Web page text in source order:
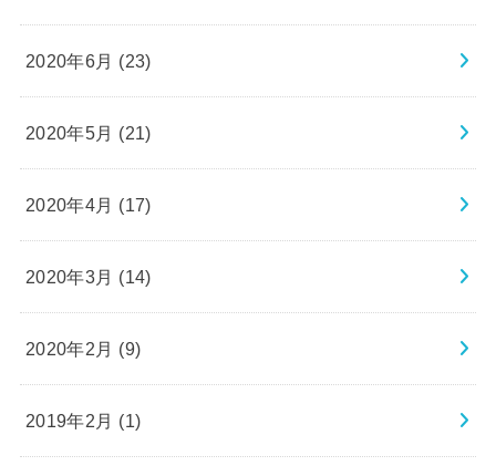
2020年6月 (23)
2020年5月 (21)
2020年4月 (17)
2020年3月 (14)
2020年2月 (9)
2019年2月 (1)